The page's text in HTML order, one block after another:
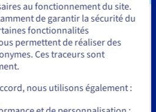
allant jusqu’à250 W
est
par eau
localisé en États-
sur le site de votre pays (États-
Unis
au fonctionnement du site.
de garantir la sécurité du
fonctionnalités
permettent de réaliser des
Ces traceurs sont
nous utilisons également :